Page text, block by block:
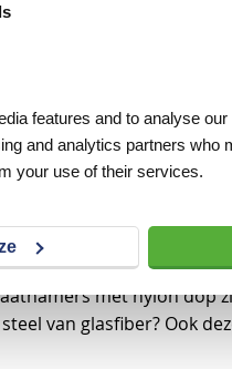
features and to analyse
and analytics partners who
your use of their services.
bestaat uit
om deze
juiste positie te liggen.
hamers variëren
modellen. Al onze
& Visser, dan kiest u
niet
met nylon dop
van glasfiber? Ook